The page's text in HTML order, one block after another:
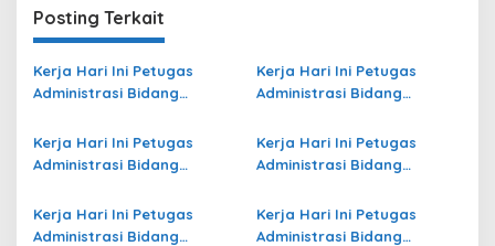
Posting Terkait
Kerja Hari Ini Petugas
Administrasi Bidang
di Tulungagung Terbaru
Kerja Hari Ini Petugas
Administrasi Bidang
di Kota Palu Terbaru
Kerja Hari Ini Petugas
Administrasi Bidang
Terbaru
Kerja Hari Ini Petugas
Administrasi Bidang
di Sabu Raijua Terbaru
Kerja Hari Ini Petugas
Administrasi Bidang
Kerja Hari Ini Petugas
Administrasi Bidang